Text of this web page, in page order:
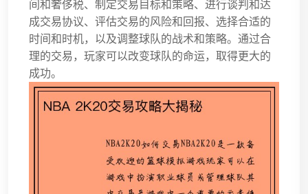
间和奢侈税、制定交易目标和策略、进行谈判和达
成交易协议、评估交易的风险和回报、选择合适的
时间和时机，以及调整球队的战术和策略。通过合
理的交易，玩家可以改变球队的命运，取得更大的
成功。